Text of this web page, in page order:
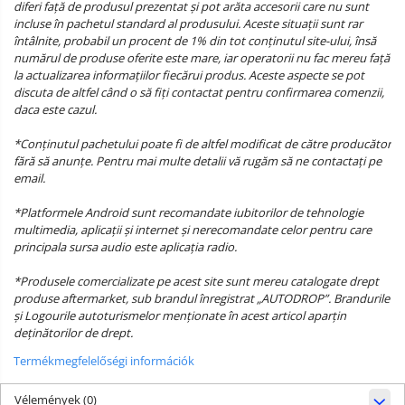
diferi față de produsul prezentat și pot arăta accesorii care nu sunt
incluse în pachetul standard al produsului. Aceste situații sunt rar
întâlnite, probabil un procent de 1% din tot conținutul site-ului, însă
numărul de produse oferite este mare, iar operatorii nu fac mereu față
la actualizarea informațiilor fiecărui produs. Aceste aspecte se pot
discuta de altfel când o să fiți contactat pentru confirmarea comenzii,
daca este cazul.
*Conținutul pachetului poate fi de altfel modificat de către producător
fără să anunțe. Pentru mai multe detalii vă rugăm să ne contactați pe
email.
*Platformele Android sunt recomandate iubitorilor de tehnologie
multimedia, aplicații și internet și nerecomandate celor pentru care
principala sursa audio este aplicația radio.
*Produsele comercializate pe acest site sunt mereu catalogate drept
produse aftermarket, sub brandul înregistrat „AUTODROP”. Brandurile
și Logourile autoturismelor menționate în acest articol aparțin
deținătorilor de drept.
Termékmegfelelőségi információk
Vélemények(0)